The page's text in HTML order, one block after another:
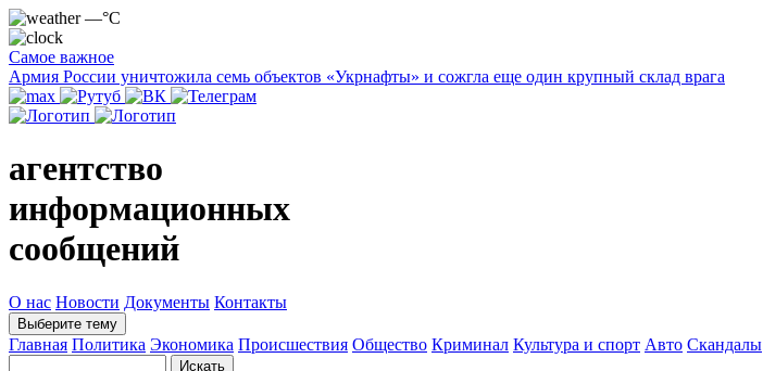
—°C
Самое важное
Армия России уничтожила семь объектов «Укрнафты» и сожгла еще один крупный склад врага
агентство
информационных
сообщений
О нас Новости Документы Контакты
Выберите тему
Главная Политика Экономика Происшествия Общество Криминал Культура и спорт Авто Скандалы